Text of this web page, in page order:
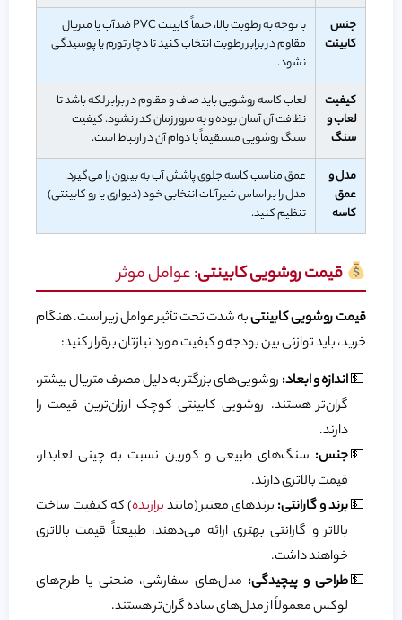
جنس
کابینت
با توجه به رطوبت بالا، حتماً کابینت PVC ضدآب یا متریال
مقاوم در برابر رطوبت انتخاب کنید تا دچار تورم یا پوسیدگی
نشود.
کیفیت
لعاب و
سنگ
لعاب کاسه روشویی باید صاف و مقاوم در برابر لکه باشد تا
نظافت آن آسان بوده و به مرور زمان کدر نشود. کیفیت
سنگ روشویی مستقیماً با دوام آن در ارتباط است.
مدل و
عمق
کاسه
عمق مناسب کاسه جلوی پاشش آب به بیرون را می‌گیرد.
مدل را بر اساس شیرآلات انتخابی خود (دیواری یا رو کابینتی)
تنظیم کنید.
قیمت روشویی کابینتی: عوامل موثر
قیمت روشویی کابینتیبه شدت تحت تأثیر عوامل زیر است. هنگام
خرید، باید توازنی بین بودجه و کیفیت مورد نیازتان برقرار کنید:
اندازه و ابعاد: روشویی‌های بزرگتر به دلیل مصرف متریال بیشتر،
گران‌تر هستند. روشویی کابینتی کوچک ارزان‌ترین قیمت را
دارند.
جنس: سنگ‌های طبیعی و کورین نسبت به چینی لعابدار،
قیمت بالاتری دارند.
برند و گارانتی: برندهای معتبر (مانندبرازنده) که کیفیت ساخت
بالاتر و گارانتی بهتری ارائه می‌دهند، طبیعتاً قیمت بالاتری
خواهند داشت.
طراحی و پیچیدگی: مدل‌های سفارشی، منحنی یا طرح‌های
لوکس معمولاً از مدل‌های ساده گران‌تر هستند.